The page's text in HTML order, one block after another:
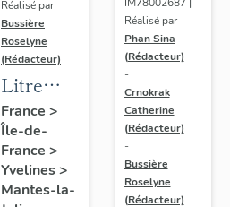
Réalisé par
Bussière
Roselyne
(Rédacteur)
Litre
funéraire
du
prince
de Conti
France >
Île-de-
France >
Yvelines>
Mantes-la-
Réalisé par
Phan Sina
(Rédacteur)
-
Crnokrak
Catherine
(Rédacteur)
-
Bussière
Roselyne
(Rédacteur)